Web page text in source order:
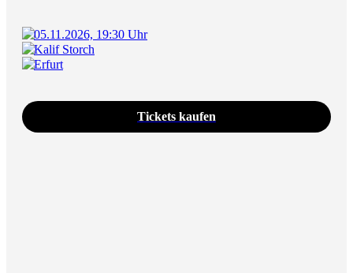
05.11.2026, 19:30 Uhr
Kalif Storch
Erfurt
Tickets kaufen